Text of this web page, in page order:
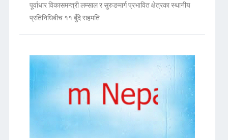
पूर्वाधार विकासमन्त्री लम्साल र सुरुङमार्ग प्रभावित क्षेत्रका स्थानीय
प्रतिनिधिबीच ११ बुँदे सहमति